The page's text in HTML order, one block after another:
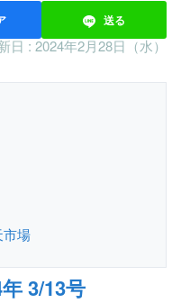
送る
日 :2024年2月28日（水）
市場
3/13号